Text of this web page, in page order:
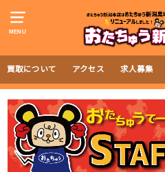
MENU
買取について アクセス 求人募集